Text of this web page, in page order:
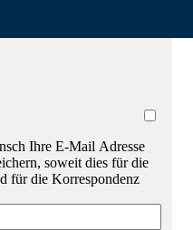
Ihre E-Mail Adresse
soweit dies für die
für die Korrespondenz